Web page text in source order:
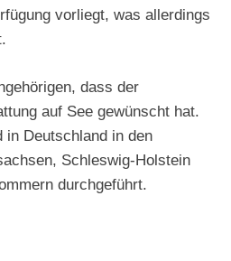
vorliegt, was allerdings
dass der
auf See gewünscht hat.
in Deutschland in den
Schleswig-Holstein
durchgeführt.